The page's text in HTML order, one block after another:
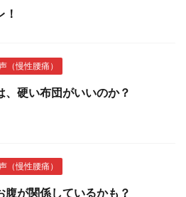
（慢性腰痛）
、硬い布団がいいのか？
（慢性腰痛）
腹が関係しているかも？